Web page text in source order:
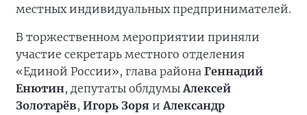
местных индивидуальных предпринимателей.
В торжественном мероприятии приняли
участие секретарь местного отделения
«Единой России», глава района Геннадий
Енютин, депутаты облдумыАлексей
Золотарёв, Игорь Зоря иАлександр